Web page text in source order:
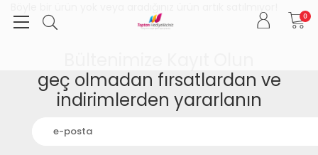
0
geç olmadan fırsatlardan ve
indirimlerden yararlanın